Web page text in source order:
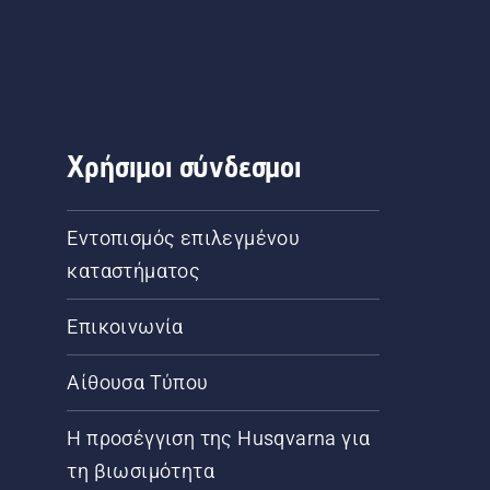
Χρήσιμοι σύνδεσμοι
Εντοπισμός επιλεγμένου
καταστήματος
Επικοινωνία
Αίθουσα Τύπου
Η προσέγγιση της Husqvarna για
τη βιωσιμότητα